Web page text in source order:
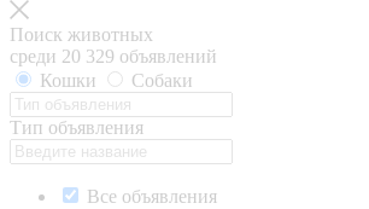
Поиск животных
среди 20 329 объявлений
Кошки
Собаки
Тип объявления
Все объявления